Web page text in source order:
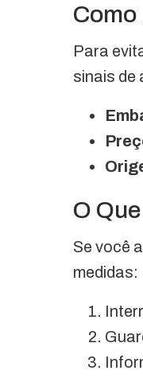
Para
sinais de
O
Se você
medidas: